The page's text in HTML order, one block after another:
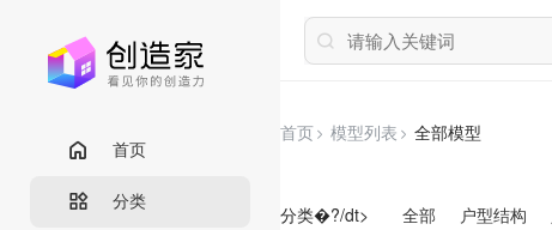
首页
分类
首页 模型列表 全部模型
分类�?/dt> 全部 户型结构